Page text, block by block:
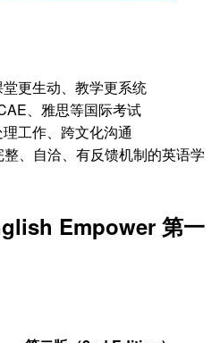
更生动、教学更系统
、雅思等国际考试
工作、跨文化沟通
、自洽、有反馈机制的英语学
Empower 第一